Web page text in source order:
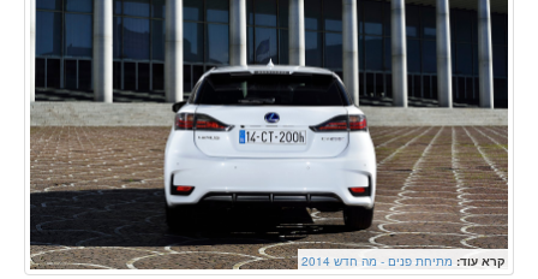
קרא עוד: מתיחת פנים - מה חדש 2014